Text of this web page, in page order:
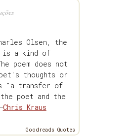
Olsen, the
is a kind of
poem does not
thoughts or
"a transfer of
poet and the
Chris Kraus
Goodreads Quotes